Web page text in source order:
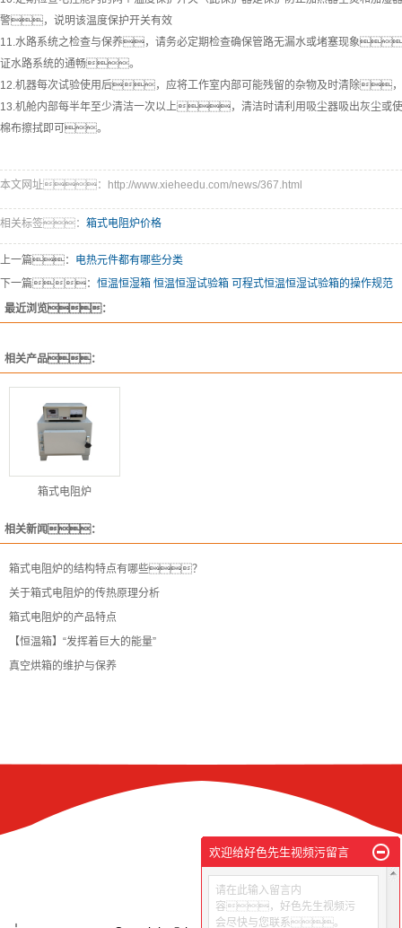
警，说明该温度保护开关有效
11.水路系统之检查与保养，请务必定期检查确保管路无漏水或堵塞现象
证水路系统的通畅。
12.机器每次试验使用后，应将工作室内部可能残留的杂物及时清除
13.机舱内部每半年至少清洁一次以上，清洁时请利用吸尘器吸出灰尘
棉布擦拭即可。
本文网址：http://www.xieheedu.com/news/367.html
相关标签： 箱式电阻炉价格
上一篇： 电热元件都有哪些分类
下一篇： 恒温恒湿箱 恒温恒湿试验箱 可程式恒温恒湿试验箱的操作规范
最近浏览：
相关产品：
箱式电阻炉
相关新闻：
箱式电阻炉的结构特点有哪些？
关于箱式电阻炉的传热原理分析
箱式电阻炉的产品特点
【恒温箱】“发挥着巨大的能量”
真空烘箱的维护与保养
欢迎给好色先生视频污留言
请在此输入留言内
容，好色先生视频污
会尽快与您联系。